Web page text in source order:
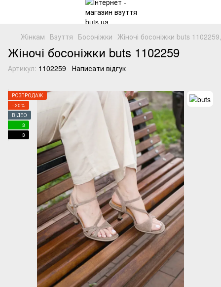
Жінкам Взуття Босоніжки Жіночі босоніжки buts
Жіночі босоніжки buts 1102259
Артикул: 1102259 Написати відгук
РОЗПРОДАЖ
−20%
ВІДЕО
3
3